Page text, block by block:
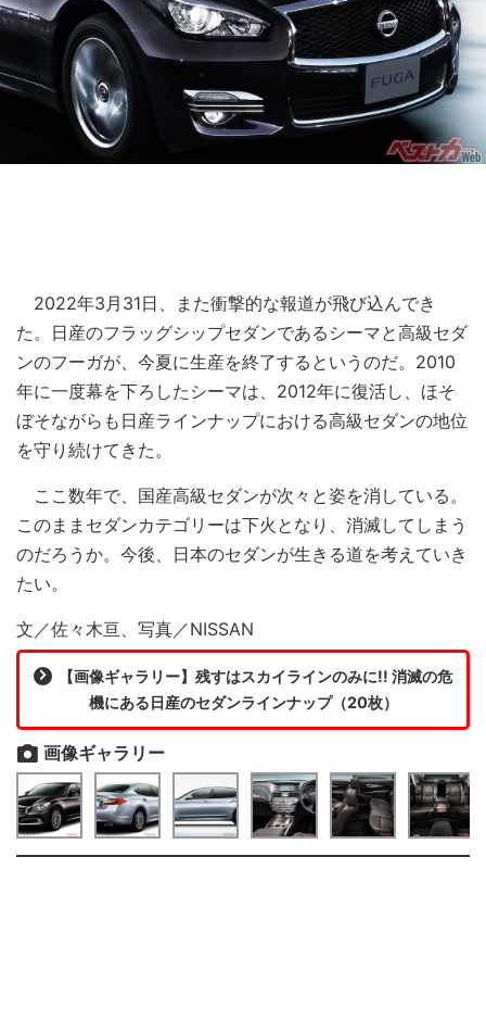
2022年3月31日、また衝撃的な報道が飛び込んでき
た。日産のフラッグシップセダンであるシーマと高級セダ
ンのフーガが、今夏に生産を終了するというのだ。2010
年に一度幕を下ろしたシーマは、2012年に復活し、ほそ
ぼそながらも日産ラインナップにおける高級セダンの地位
を守り続けてきた。
ここ数年で、国産高級セダンが次々と姿を消している。
このままセダンカテゴリーは下火となり、消滅してしまう
のだろうか。今後、日本のセダンが生きる道を考えていき
たい。
文／佐々木亘、写真／NISSAN
【画像ギャラリー】残すはスカイラインのみに!! 消滅の危
機にある日産のセダンラインナップ（20枚）
画像ギャラリー